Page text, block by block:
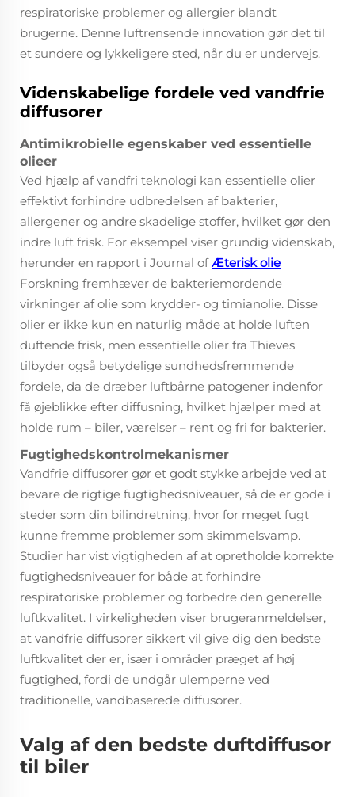
respiratoriske problemer og allergier blandt
brugerne. Denne luftrensende innovation gør det til
et sundere og lykkeligere sted, når du er undervejs.
Videnskabelige fordele ved vandfrie
diffusorer
Antimikrobielle egenskaber ved essentielle
olieer
Ved hjælp af vandfri teknologi kan essentielle olier
effektivt forhindre udbredelsen af bakterier,
allergener og andre skadelige stoffer, hvilket gør den
indre luft frisk. For eksempel viser grundig videnskab,
herunder en rapport i Journal ofÆterisk olie
Forskning fremhæver de bakteriemordende
virkninger af olie som krydder- og timianolie. Disse
olier er ikke kun en naturlig måde at holde luften
duftende frisk, men essentielle olier fra Thieves
tilbyder også betydelige sundhedsfremmende
fordele, da de dræber luftbårne patogener indenfor
få øjeblikke efter diffusning, hvilket hjælper med at
holde rum – biler, værelser – rent og fri for bakterier.
Fugtighedskontrolmekanismer
Vandfrie diffusorer gør et godt stykke arbejde ved at
bevare de rigtige fugtighedsniveauer, så de er gode i
steder som din bilindretning, hvor for meget fugt
kunne fremme problemer som skimmelsvamp.
Studier har vist vigtigheden af at opretholde korrekte
fugtighedsniveauer for både at forhindre
respiratoriske problemer og forbedre den generelle
luftkvalitet. I virkeligheden viser brugeranmeldelser,
at vandfrie diffusorer sikkert vil give dig den bedste
luftkvalitet der er, især i områder præget af høj
fugtighed, fordi de undgår ulemperne ved
traditionelle, vandbaserede diffusorer.
Valg af den bedste duftdiffusor
til biler